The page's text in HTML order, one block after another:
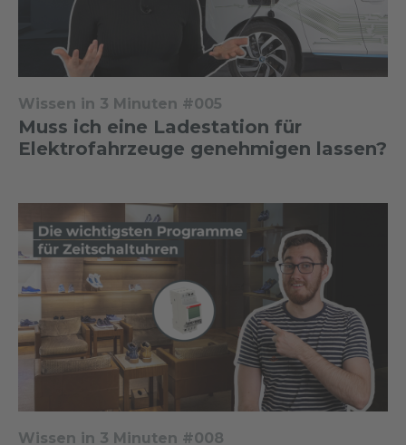
Wissen in 3 Minuten #005
Muss ich eine Ladestation für
Elektrofahrzeuge genehmigen lassen?
Wissen in 3 Minuten #008